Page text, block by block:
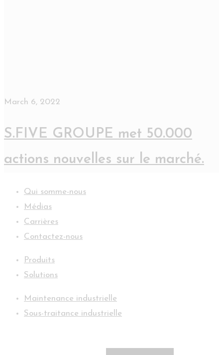
March 6, 2022
S.FIVE GROUPE met 50.000
actions nouvelles sur le marché.
Qui somme-nous
Médias
Carrières
Contactez-nous
Produits
Solutions
Maintenance industrielle
Sous-traitance industrielle